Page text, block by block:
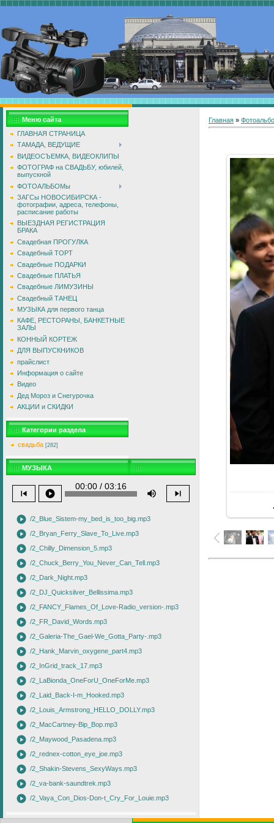
Меню сайта
ГЛАВНАЯ СТРАНИЦА
ТАМАДА, ВЕДУЩИЕ
ВИДЕОСЪЕМКА, ВИДЕОКЛИПЫ
ФОТОГРАФ на СВАДЬБУ, юбилей,
выпускной
ФОТОАЛЬБОМы
ЗАГСы НОВОСИБИРСКА -
фотографии, адреса, телефоны,
расписание работы
ВЫЕЗДНАЯ РЕГИСТРАЦИЯ
БРАКА
Свадебная ПРОГУЛКА
Свадебный ТОРТ
Свадебные ПОДАРКИ
Свадебные ПЛАТЬЯ
Свадебные ЛИМУЗИНЫ
Свадебный ТАНЕЦ
МУЗЫКА для первого танца
КАФЕ, РЕСТОРАНЫ, БАНКЕТНЫЕ
ЗАЛЫ
КОННЫЙ КОРТЕЖ
ДЛЯ ВЫПУСКНИКОВ
прайслист
Информация о сайте
Видео
Дед Мороз и Снегурочка
АКЦИИ и СКИДКИ
Категории раздела
свадьба [282]
МУЗЫКА
skip_previous play_circle
00:00 / 03:16
volume_up skip_next
play_circle /2_Blue_Sistem-my_bed_is_too_big.mp3
play_circle /2_Bryan_Ferry_Slave_To_Live.mp3
play_circle /2_Chilly_Dimension_5.mp3
play_circle /2_Chuck_Berry_You_Never_Can_Tell.mp3
play_circle /2_Dark_Night.mp3
play_circle /2_DJ_Quicksilver_Bellissima.mp3
play_circle /2_FANCY_Flames_Of_Love-Radio_version-.mp3
play_circle /2_FR_David_Words.mp3
play_circle /2_Galeria-The_Gael-We_Gotta_Party-.mp3
play_circle /2_Hank_Marvin_oxygene_part4.mp3
play_circle /2_InGrid_track_17.mp3
play_circle /2_LaBionda_OneForU_OneForMe.mp3
play_circle /2_Laid_Back-I-m_Hooked.mp3
play_circle /2_Louis_Armstrong_HELLO_DOLLY.mp3
play_circle /2_MacCartney-Bip_Bop.mp3
play_circle /2_Maywood_Pasadena.mp3
play_circle /2_rednex-cotton_eye_joe.mp3
play_circle /2_Shakin-Stevens_SexyWays.mp3
play_circle /2_va-bank-saundtrek.mp3
play_circle /2_Vaya_Con_Dios-Don-t_Cry_For_Louie.mp3
Главная »